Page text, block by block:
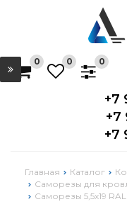
+7
+7
+7
0 0 0
Главная Каталог
Саморезы для
Саморезы 5,5х19